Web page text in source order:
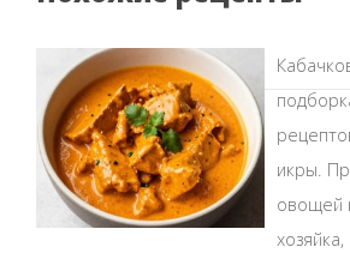
икры.
овощей